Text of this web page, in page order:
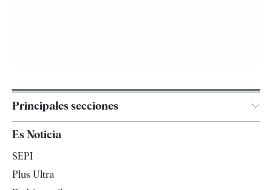
Principales secciones
España
Es Noticia
SEPI
Plus Ultra